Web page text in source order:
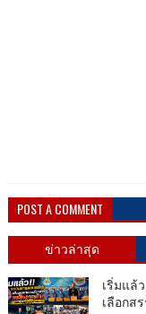
POST A COMMENT
ข่าวล่าสุด
เริ่มแล้
เลือกส